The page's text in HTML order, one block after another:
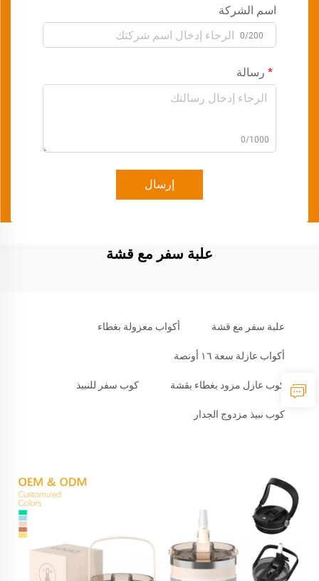
اسم الشركة
0/200
رسالة
0/1000
إرسال
علبة سفر مع قشة
علبة سفر مع قشة أكواب معزولة بغطاء
أكواب عازلة سعة ١٦ أونصة
كوب عازل مزود بغطاء بقشة كوب سفر للنبيذ
كوب نبيذ مزدوج الجدار